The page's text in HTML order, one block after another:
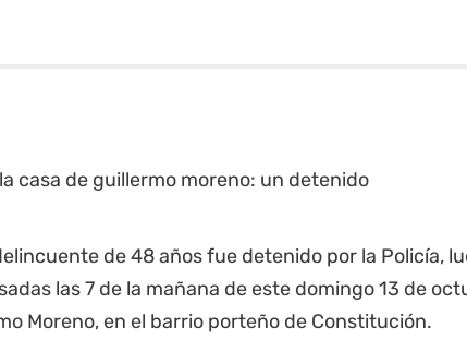
de 48 años fue detenido por la Policía,
las 7 de la mañana de este domingo 13 de
Moreno, en el barrio porteño de Constitución.